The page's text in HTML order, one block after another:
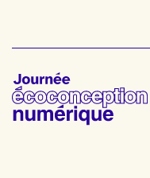
Journée
de
l'écoconception